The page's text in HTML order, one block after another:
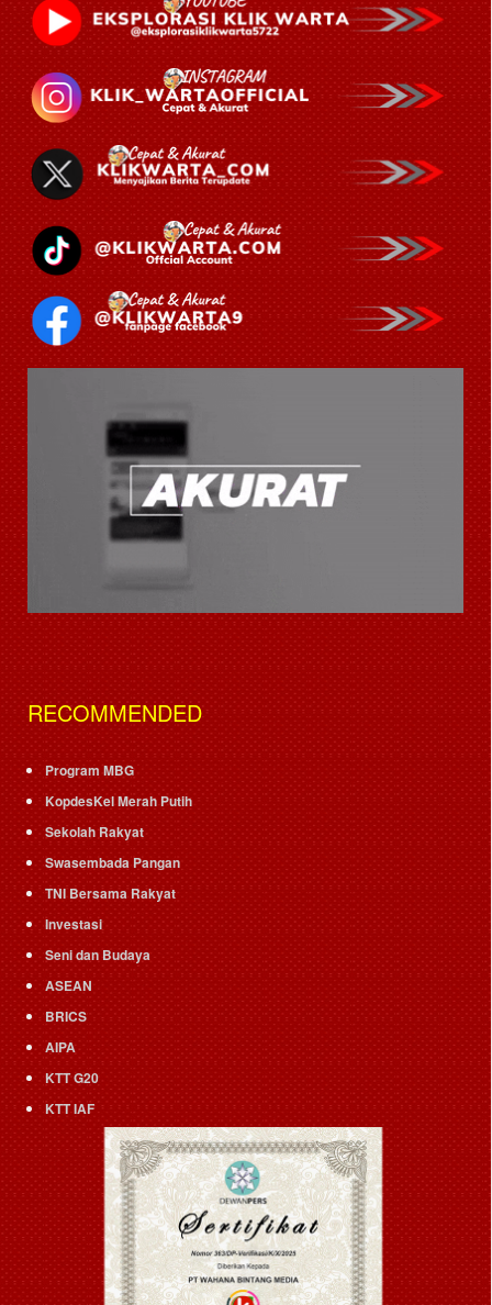
RECOMMENDED
Program MBG
KopdesKel Merah Putih
Sekolah Rakyat
Swasembada Pangan
TNI Bersama Rakyat
Investasi
Seni dan Budaya
ASEAN
BRICS
AIPA
KTT G20
KTT IAF